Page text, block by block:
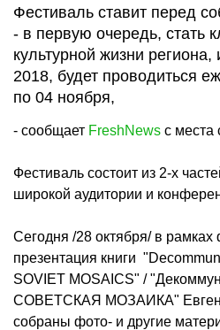
Фестиваль ставит перед
- в первую очередь, стать
культурной жизни
2018, будет проводиться
по 04 ноября,
- сообщает FreshNews с места
Фестиваль состоит из 2-х
широкой аудитории и
Сегодня /28 октября/ в
презентация книги
SOVIET MOSAICS" /
СОВЕТСКАЯ МОЗАИКА"
собраны фото- и другие